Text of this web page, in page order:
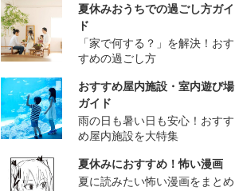
夏休みおうちでの過ごし方ガイ
ド
「家で何する？」を解決！おす
すめの過ごし方
おすすめ屋内施設・室内遊び場
ガイド
雨の日も暑い日も安心！おすす
め屋内施設を大特集
夏休みにおすすめ！怖い漫画
夏に読みたい怖い漫画をまとめ